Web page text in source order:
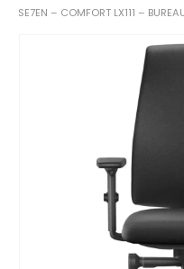
SE7EN – COMFORT LX111 –